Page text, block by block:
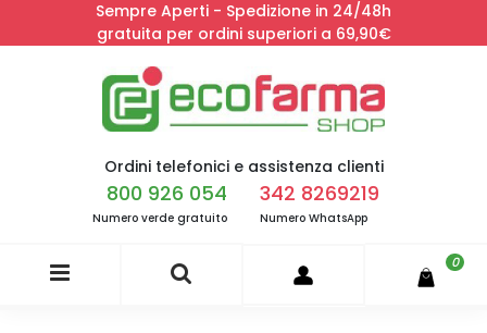
Sempre Aperti - Spedizione in 24/48h
gratuita per ordini superiori a 69,90€
Ordini telefonici e assistenza clienti
800 926 054
Numero verde gratuito
342 8269219
Numero WhatsApp
0